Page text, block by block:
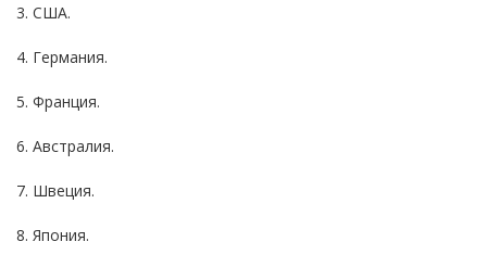
3. США.
4. Германия.
5. Франция.
6. Австралия.
7. Швеция.
8. Япония.